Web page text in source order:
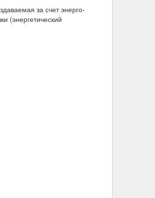
за счет энерго-
(энергетический